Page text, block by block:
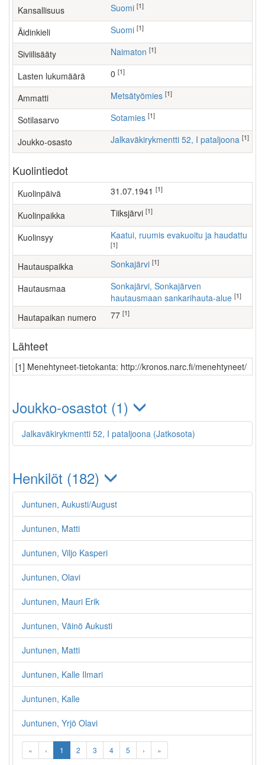
Kansallisuus Suomi [1]
Äidinkieli Suomi [1]
Siviilisääty Naimaton [1]
Lasten lukumäärä [1]
Ammatti metsätyömies [1]
Sotilasarvo Sotamies [1]
Joukko-osasto Jalkaväkirykmentti 52, I pataljoona [1]
Kuolintiedot
Kuolinpäivä 31.07.1941 [1]
Kuolinpaikka Tiiksjärvi [1]
Kuolinsyy Kaatui, ruumis evakuoitu ja haudattu
[1]
Hautauspaikka Sonkajärvi [1]
Hautausmaa
Sonkajärvi, Sonkajärven
hautausmaan sankarihauta-alue [1]
Hautapaikan numero 77 [1]
Lähteet
[1] Menehtyneet-tietokanta: http://kronos.narc.fi/menehtyneet/
Joukko-osastot (1)
Jalkaväkirykmentti 52, I pataljoona (Jatkosota)
Henkilöt (182)
Juntunen, Aukusti/August
Juntunen, Matti
Juntunen, Viljo Kasperi
Juntunen, Olavi
Juntunen, Mauri Erik
Juntunen, Väinö Aukusti
Juntunen, Matti
Juntunen, Kalle Ilmari
Juntunen, Kalle
Juntunen, Yrjö Olavi
« ‹ 1 2 3 4 5 › »